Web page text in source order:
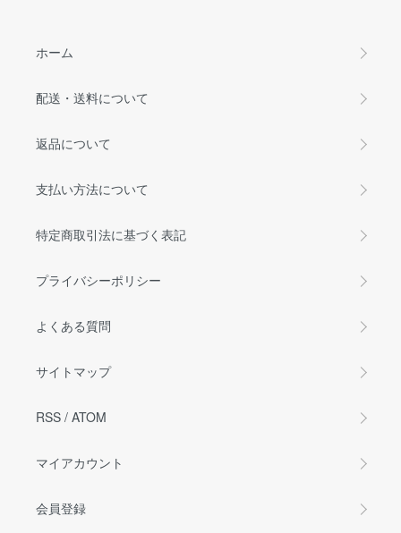
ホーム
配送・送料について
返品について
支払い方法について
特定商取引法に基づく表記
プライバシーポリシー
よくある質問
サイトマップ
RSS / ATOM
マイアカウント
会員登録